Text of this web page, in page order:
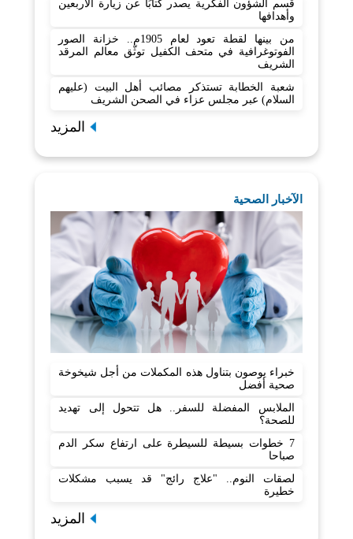
قسم الشؤون الفكرية يصدر كتابًا عن زيارة الأربعين
وأهدافها
من بينها لقطة تعود لعام 1905م.. خزانة الصور
الفوتوغرافية في متحف الكفيل توثّق معالم المرقد
الشريف
شعبة الخطابة تستذكر مصائب أهل البيت (عليهم
السلام) عبر مجلس عزاء في الصحن الشريف
المزيد
الآخبار الصحية
خبراء يوصون بتناول هذه المكملات من أجل شيخوخة
صحية أفضل
الملابس المفضلة للسفر.. هل تتحول إلى تهديد
للصحة؟
7 خطوات بسيطة للسيطرة على ارتفاع سكر الدم
صباحا
لصقات النوم.. "علاج رائج" قد يسبب مشكلات
خطيرة
المزيد